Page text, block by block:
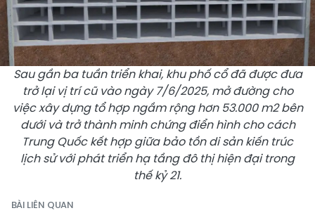
Sau gần ba tuần triển khai, khu phố cổ đã được đưa
trở lại vị trí cũ vào ngày 7/6/2025, mở đường cho
việc xây dựng tổ hợp ngầm rộng hơn 53.000 m2 bên
dưới và trở thành minh chứng điển hình cho cách
Trung Quốc kết hợp giữa bảo tồn di sản kiến trúc
lịch sử với phát triển hạ tầng đô thị hiện đại trong
thế kỷ 21.
BÀI LIÊN QUAN